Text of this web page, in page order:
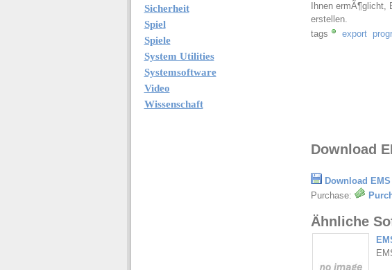
Sicherheit
Spiel
Spiele
System Utilities
Systemsoftware
Video
Wissenschaft
Ihnen
erstellen.
tags
export
Download
Download
Purchase:
Ähnliche